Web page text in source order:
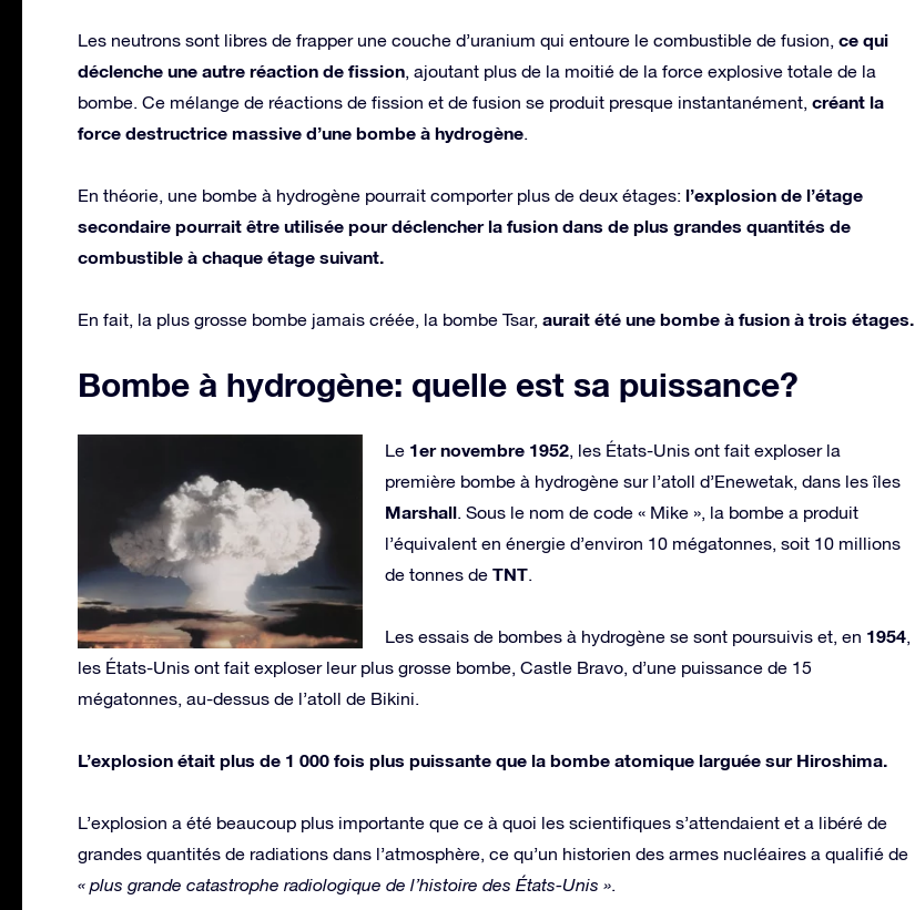
Les neutrons sont libres de frapper une couche d’uranium qui entoure le combustible de fusion, ce qui
déclenche une autre réaction de fission, ajoutant plus de la moitié de la force explosive totale de la
bombe. Ce mélange de réactions de fission et de fusion se produit presque instantanément, créant la
force destructrice massive d’une bombe à hydrogène.
En théorie, une bombe à hydrogène pourrait comporter plus de deux étages: l’explosion de l’étage
secondaire pourrait être utilisée pour déclencher la fusion dans de plus grandes quantités de
combustible à chaque étage suivant.
En fait, la plus grosse bombe jamais créée, la bombe Tsar, aurait été une bombe à fusion à trois étages.
Bombe à hydrogène: quelle est sa puissance?
Le 1er novembre 1952, les États-Unis ont fait exploser la
première bombe à hydrogène sur l’atoll d’Enewetak, dans les îles
Marshall. Sous le nom de code « Mike », la bombe a produit
l’équivalent en énergie d’environ 10 mégatonnes, soit 10 millions
de tonnes de TNT.
Les essais de bombes à hydrogène se sont poursuivis et, en 1954,
les États-Unis ont fait exploser leur plus grosse bombe, Castle Bravo, d’une puissance de 15
mégatonnes, au-dessus de l’atoll de Bikini.
L’explosion était plus de 1 000 fois plus puissante que la bombe atomique larguée sur Hiroshima.
L’explosion a été beaucoup plus importante que ce à quoi les scientifiques s’attendaient et a libéré de
grandes quantités de radiations dans l’atmosphère, ce qu’un historien des armes nucléaires a qualifié de
« plus grande catastrophe radiologique de l’histoire des États-Unis ».